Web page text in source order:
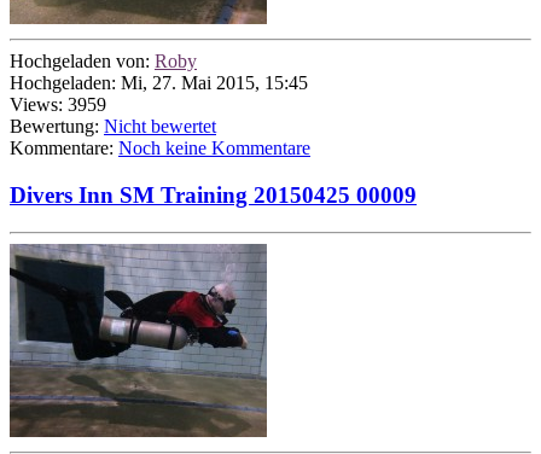
Hochgeladen von: Roby
Hochgeladen: Mi, 27. Mai 2015, 15:45
Views: 3959
Bewertung: Nicht bewertet
Kommentare: Noch keine Kommentare
Divers Inn SM Training 20150425 00009